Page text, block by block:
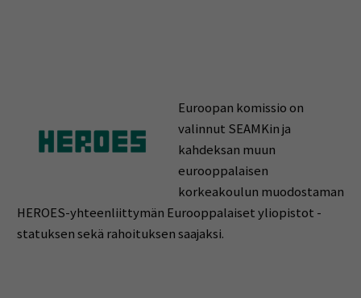
Euroopan komissio on
valinnut SEAMKin ja
kahdeksan muun
eurooppalaisen
korkeakoulun muodostaman
HEROES-yhteenliittymän Eurooppalaiset yliopistot -
statuksen sekä rahoituksen saajaksi.